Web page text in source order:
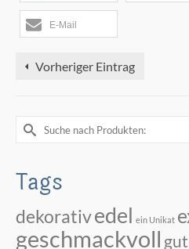
E-Mail
Vorheriger Eintrag
Suche
nach:
Tags
dekorativedel ein Unikat
geschmackvoll